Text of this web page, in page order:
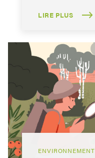
LIRE PLUS
ENVIRONNEMENT